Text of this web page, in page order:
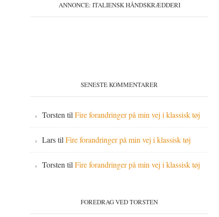
ANNONCE: ITALIENSK HÅNDSKRÆDDERI
SENESTE KOMMENTARER
Torsten tilFire forandringer på min vej i klassisk tøj
LarstilFire forandringer på min vej i klassisk tøj
Torsten tilFire forandringer på min vej i klassisk tøj
FOREDRAG VED TORSTEN